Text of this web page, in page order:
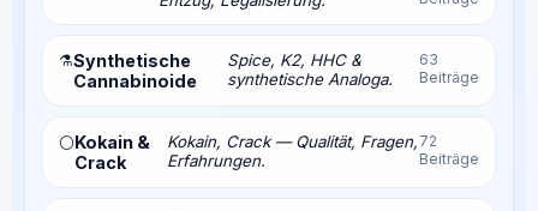
⚗️Synthetische
Cannabinoide
Spice, K2, HHC &
synthetische Analoga.
63
Beiträge
⚪Kokain &
Crack
Kokain, Crack — Qualität, Fragen,
Erfahrungen.
72
Beiträge